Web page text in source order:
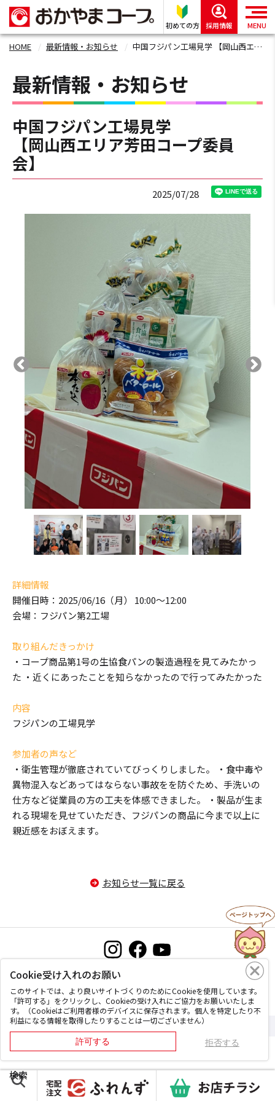
初めての方 採用情報 MENU
HOME 最新情報・お知らせ 中国フジパン工場見学 【岡山西エリア芳田コープ委員会】
最新情報・お知らせ
中国フジパン工場見学
【岡山西エリア芳田コープ委員
会】
2025/07/28
詳細情報
開催日時：2025/06/16（月） 10:00～12:00
会場：フジパン第2工場
取り組んだきっかけ
・コープ商品第1号の生協食パンの製造過程を見てみたかっ
た ・近くにあったことを知らなかったので行ってみたかった
内容
フジパンの工場見学
参加者の声など
・衛生管理が徹底されていてびっくりしました。 ・食中毒や
異物混入などあってはならない事故をを防ぐため、手洗いの
仕方など従業員の方の工夫を体感できました。 ・製品が生ま
れる現場を見せていただき、フジパンの商品に今まで以上に
親近感をおぼえます。
お知らせ一覧に戻る
お問い合わせ プライバシーポリシー
Copyright © Okayama coop, All Rights Reserved.
検索
Cookie受け入れのお願い
このサイトでは、より良いサイトづくりのためにCookieを使用しています。
「許可する」をクリックし、Cookieの受け入れにご協力をお願いいたしま
す。（Cookieはご利用者様のデバイスに保存されます。個人を特定したり不
利益になる情報を取得したりすることは一切ございません）
許可する 拒否する